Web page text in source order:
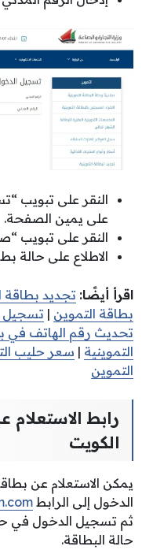
النقر على تبويب
على يمين الصفحة.
النقر على تبويب
الاطلاع على حالة
اقرأ أيضًا: تجديد بطاقة
بطاقة التموين | تسجيل
تحديث رقم الهاتف في
التموينية | سعر حليب
التموين
رابط الاستعلام
الكويت
يمكن الاستعلام عن
الدخول إلى الرابط
ثم تسجيل الدخول في
حالة البطاقة.